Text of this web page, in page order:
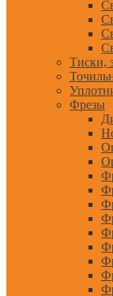
Тиски,
Фрезы